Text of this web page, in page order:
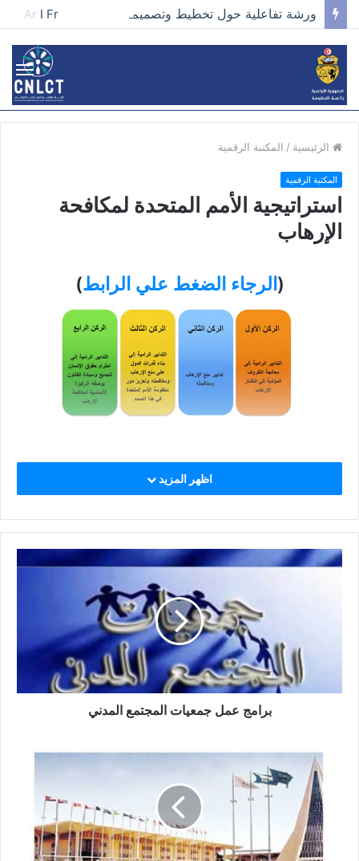
Ar I Fr
الرئيسية / المكتبة الرقمية
المكتبة الرقمية
استراتيجية الأمم المتحدة لمكافحة
الإرهاب
( الرجاء الضغط علي الرابط)
اظهر المزيد
برامج عمل جمعيات المجتمع المدني